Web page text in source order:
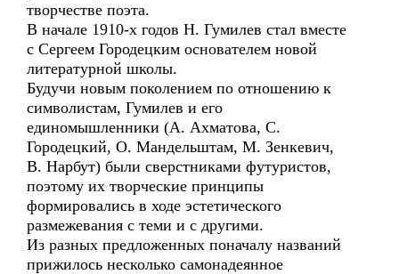
творчестве поэта.
В начале 1910-х годов Н. Гумилев стал вместе
с Сергеем Городецким основателем новой
литературной школы.
Будучи новым поколением по отношению к
символистам, Гумилев и его
единомышленники (А. Ахматова, С.
Городецкий, О. Мандельштам, М. Зенкевич,
В. Нарбут) были сверстниками футуристов,
поэтому их творческие принципы
формировались в ходе эстетического
размежевания с теми и с другими.
Из разных предложенных поначалу названий
прижилось несколько самонадеянное